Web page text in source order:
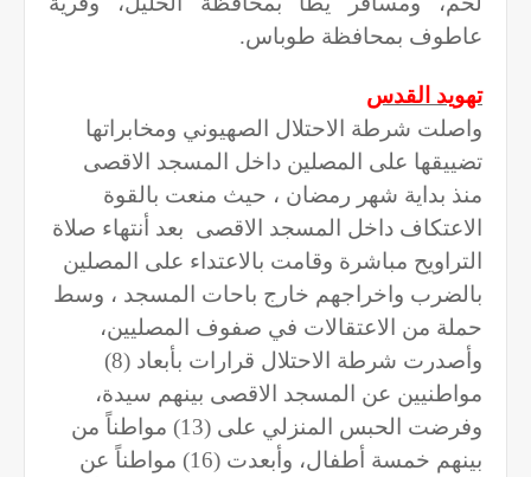
عاطوف بمحافظة طوباس.
تهويد القدس
واصلت شرطة الاحتلال الصهيوني ومخابراتها
تضييقها على المصلين داخل المسجد الاقصى
منذ بداية شهر رمضان ، حيث منعت بالقوة
الاعتكاف داخل المسجد الاقصى بعد أنتهاء صلاة
التراويح مباشرة وقامت بالاعتداء على المصلين
بالضرب واخراجهم خارج باحات المسجد ، وسط
حملة من الاعتقالات في صفوف المصليين،
وأصدرت شرطة الاحتلال قرارات بأبعاد (8
)
مواطنيين عن المسجد الاقصى بينهم سيدة،
وفرضت الحبس المنزلي على (13) مواطناً من
بينهم خمسة أطفال، وأبعدت (16) مواطناً عن